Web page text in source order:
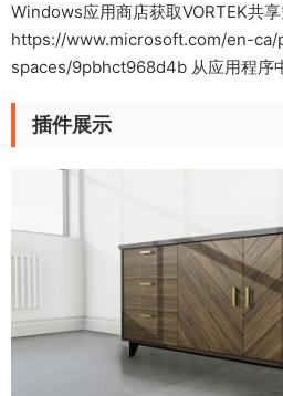
Windows应用商店获取VORTEK共
https://www.microsoft.com/en-
spaces/9pbhct968d4b 从应用程序
插件展示